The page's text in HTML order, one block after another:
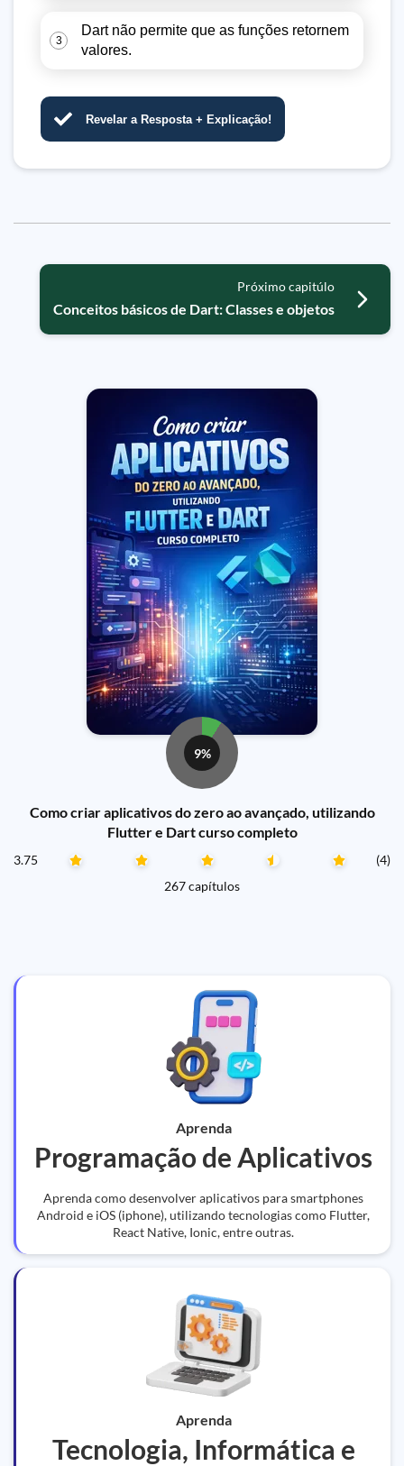
3
Dart não permite que as funções retornem
valores.
Revelar a Resposta + Explicação!
Próximo capitúlo
Conceitos básicos de Dart: Classes e objetos
9%
Como criar aplicativos do zero ao avançado, utilizando
Flutter e Dart curso completo
3.75
(4)
267 capítulos
Aprenda
Programação de Aplicativos
Aprenda como desenvolver aplicativos para smartphones
Android e iOS (iphone), utilizando tecnologias como Flutter,
React Native, Ionic, entre outras.
Aprenda
Tecnologia, Informática e